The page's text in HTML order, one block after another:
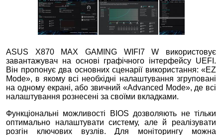
ASUS X870 MAX GAMING WIFI7 W використовує
завантажувач на основі графічного інтерфейсу UEFI.
Він пропонує два основних сценарії використання: «EZ
Mode», в якому всі необхідні налаштування згруповані
на одному екрані, або звичний «Advanced Mode», де всі
налаштування рознесені за своїми вкладками.
Функціональні можливості BIOS дозволяють не тільки
оптимально налаштувати систему, але й реалізувати
розгін ключових вузлів. Для моніторингу можна